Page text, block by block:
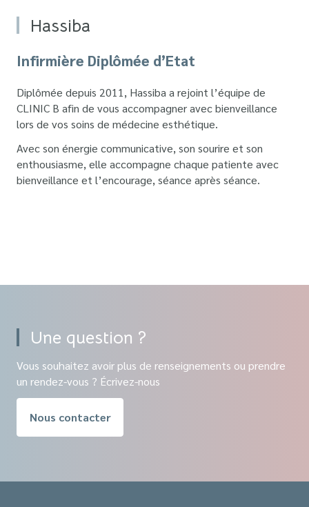
Hassiba
Infirmière Diplômée d’Etat
Diplômée depuis 2011, Hassiba a rejoint l’équipe de
CLINIC B afin de vous accompagner avec bienveillance
lors de vos soins de médecine esthétique.
Avec son énergie communicative, son sourire et son
enthousiasme, elle accompagne chaque patiente avec
bienveillance et l’encourage, séance après séance.
Une question ?
Vous souhaitez avoir plus de renseignements ou prendre
un rendez-vous ? Écrivez-nous
Nous contacter